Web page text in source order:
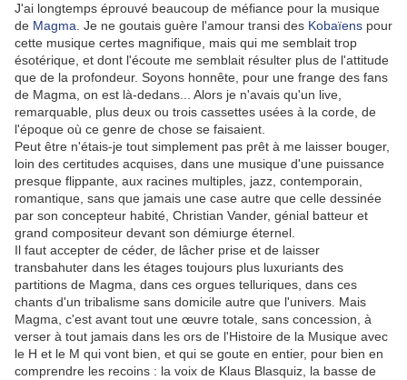
J'ai longtemps éprouvé beaucoup de méfiance pour la musique
de Magma . Je ne goutais guère l'amour transi des Kobaïens pour
cette musique certes magnifique, mais qui me semblait trop
ésotérique, et dont l'écoute me semblait résulter plus de l'attitude
que de la profondeur. Soyons honnête, pour une frange des fans
de Magma, on est là-dedans... Alors je n'avais qu'un live,
remarquable, plus deux ou trois cassettes usées à la corde, de
l'époque où ce genre de chose se faisaient.
Peut être n'étais-je tout simplement pas prêt à me laisser bouger,
loin des certitudes acquises, dans une musique d'une puissance
presque flippante, aux racines multiples, jazz, contemporain,
romantique, sans que jamais une case autre que celle dessinée
par son concepteur habité, Christian Vander, génial batteur et
grand compositeur devant son démiurge éternel.
Il faut accepter de céder, de lâcher prise et de laisser
transbahuter dans les étages toujours plus luxuriants des
partitions de Magma, dans ces orgues telluriques, dans ces
chants d'un tribalisme sans domicile autre que l'univers. Mais
Magma, c'est avant tout une œuvre totale, sans concession, à
verser à tout jamais dans les ors de l'Histoire de la Musique avec
le H et le M qui vont bien, et qui se goute en entier, pour bien en
comprendre les recoins : la voix de Klaus Blasquiz, la basse de